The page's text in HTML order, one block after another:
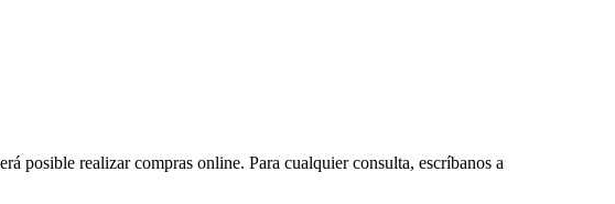
posible realizar compras online. Para cualquier consulta, escríbanos a